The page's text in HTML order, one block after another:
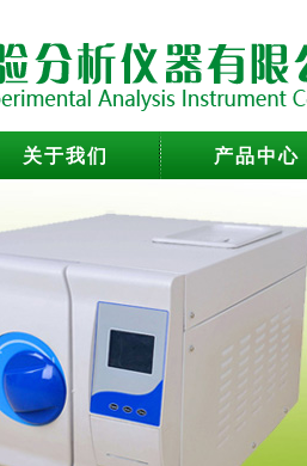
关于我们 产品中心